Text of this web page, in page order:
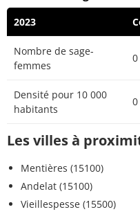
2023
Nombre de sage-
femmes
0
Densité pour 10 000
habitants
Les villes à
Mentières (15100)
Andelat (15100)
Vieillespesse (15500)